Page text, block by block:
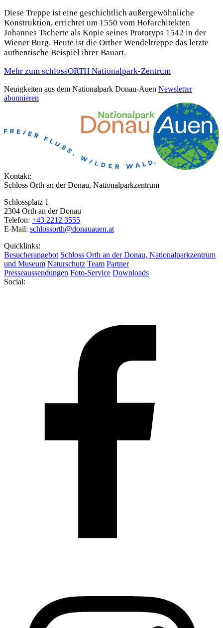
Diese Treppe ist eine geschichtlich außergewöhnliche
Konstruktion, errichtet um 1550 vom Hofarchitekten
Johannes Tscherte als Kopie seines Prototyps 1542 in der
Wiener Burg. Heute ist die Orther Wendeltreppe das letzte
authentische Beispiel ihrer Bauart.
Mehr zum schlossORTH Nationalpark-Zentrum
Neuigkeiten aus dem Nationalpark Donau-Auen Newsletter
abonnieren
Kontakt:
Schloss Orth an der Donau, Nationalparkzentrum
Schlossplatz 1
2304 Orth an der Donau
Telefon: +43 2212 3555
E-Mail: schlossorth@donauauen.at
Quicklinks:
Besucherangebot Schloss Orth an der Donau, Nationalparkzentrum
und Museum Naturschutz Team Partner
Presseaussendungen Foto-Service Downloads
Social: